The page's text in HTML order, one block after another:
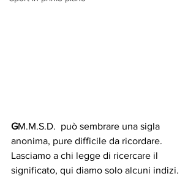
GM.M.S.D.  può sembrare una sigla
anonima, pure difficile da ricordare.
Lasciamo a chi legge di ricercare il
significato, qui diamo solo alcuni indizi.